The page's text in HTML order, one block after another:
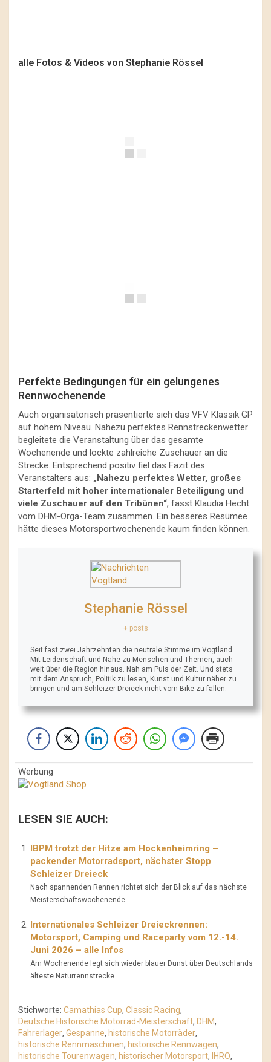
alle Fotos & Videos von Stephanie Rössel
Perfekte Bedingungen für ein gelungenes
Rennwochenende
Auch organisatorisch präsentierte sich das VFV Klassik GP
auf hohem Niveau. Nahezu perfektes Rennstreckenwetter
begleitete die Veranstaltung über das gesamte
Wochenende und lockte zahlreiche Zuschauer an die
Strecke. Entsprechend positiv fiel das Fazit des
Veranstalters aus: „Nahezu perfektes Wetter, großes
Starterfeld mit hoher internationaler Beteiligung und
viele Zuschauer auf den Tribünen“, fasst Klaudia Hecht
vom DHM-Orga-Team zusammen. Ein besseres Resümee
hätte dieses Motorsportwochenende kaum finden können.
Stephanie Rössel
+ posts
Seit fast zwei Jahrzehnten die neutrale Stimme im Vogtland.
Mit Leidenschaft und Nähe zu Menschen und Themen, auch
weit über die Region hinaus. Nah am Puls der Zeit. Und stets
mit dem Anspruch, Politik zu lesen, Kunst und Kultur näher zu
bringen und am Schleizer Dreieck nicht vom Bike zu fallen.
Werbung
LESEN SIE AUCH:
IBPM trotzt der Hitze am Hockenheimring –
packender Motorradsport, nächster Stopp
Schleizer Dreieck
Nach spannenden Rennen richtet sich der Blick auf das nächste
Meisterschaftswochenende....
Internationales Schleizer Dreieckrennen:
Motorsport, Camping und Raceparty vom 12.-14.
Juni 2026 – alle Infos
Am Wochenende legt sich wieder blauer Dunst über Deutschlands
älteste Naturrennstrecke....
Stichworte: Camathias Cup, Classic Racing,
Deutsche Historische Motorrad-Meisterschaft, DHM,
Fahrerlager, Gespanne, historische Motorräder,
historische Rennmaschinen, historische Rennwagen,
historische Tourenwagen, historischer Motorsport, IHRO,